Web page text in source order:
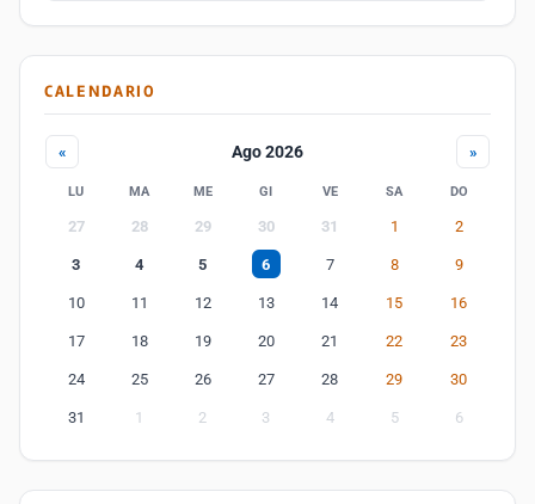
CALENDARIO
« Ago 2026 »
LU MA ME GI VE SA DO
27 28 29 30 31 1 2
3 4 5 6 7 8 9
10 11 12 13 14 15 16
17 18 19 20 21 22 23
24 25 26 27 28 29 30
31 1 2 3 4 5 6